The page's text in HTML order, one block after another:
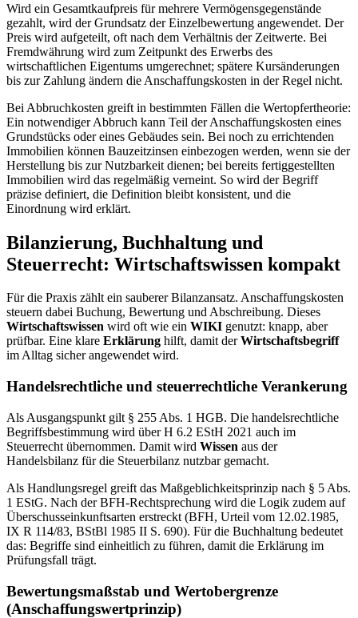
Wird ein Gesamtkaufpreis für mehrere Vermögensgegenstände
gezahlt, wird der Grundsatz der Einzelbewertung angewendet. Der
Preis wird aufgeteilt, oft nach dem Verhältnis der Zeitwerte. Bei
Fremdwährung wird zum Zeitpunkt des Erwerbs des
wirtschaftlichen Eigentums umgerechnet; spätere Kursänderungen
bis zur Zahlung ändern die Anschaffungskosten in der Regel nicht.
Bei Abbruchkosten greift in bestimmten Fällen die Wertopfertheorie:
Ein notwendiger Abbruch kann Teil der Anschaffungskosten eines
Grundstücks oder eines Gebäudes sein. Bei noch zu errichtenden
Immobilien können Bauzeitzinsen einbezogen werden, wenn sie der
Herstellung bis zur Nutzbarkeit dienen; bei bereits fertiggestellten
Immobilien wird das regelmäßig verneint. So wird der Begriff
präzise definiert, die Definition bleibt konsistent, und die
Einordnung wird erklärt.
Bilanzierung, Buchhaltung und
Steuerrecht: Wirtschaftswissen kompakt
Für die Praxis zählt ein sauberer Bilanzansatz. Anschaffungskosten
steuern dabei Buchung, Bewertung und Abschreibung. Dieses
Wirtschaftswissen wird oft wie ein WIKI genutzt: knapp, aber
prüfbar. Eine klare Erklärung hilft, damit derWirtschaftsbegriff
im Alltag sicher angewendet wird.
Handelsrechtliche und steuerrechtliche Verankerung
Als Ausgangspunkt gilt § 255 Abs. 1 HGB. Die handelsrechtliche
Begriffsbestimmung wird über H 6.2 EStH 2021 auch im
Steuerrecht übernommen. Damit wird Wissen aus der
Handelsbilanz für die Steuerbilanz nutzbar gemacht.
Als Handlungsregel greift das Maßgeblichkeitsprinzip nach § 5 Abs.
1 EStG. Nach der BFH-Rechtsprechung wird die Logik zudem auf
Überschusseinkunftsarten erstreckt (BFH, Urteil vom 12.02.1985,
IX R 114/83, BStBl 1985 II S. 690). Für die Buchhaltung bedeutet
das: Begriffe sind einheitlich zu führen, damit die Erklärung im
Prüfungsfall trägt.
Bewertungsmaßstab und Wertobergrenze
(Anschaffungswertprinzip)